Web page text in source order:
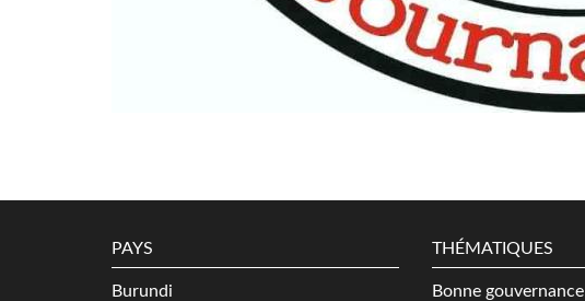
PAYS
Burundi
THÉMATIQUES
Bonne gouvernance